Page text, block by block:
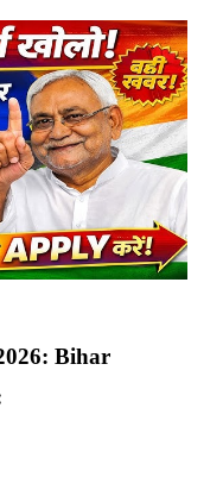
Bihar